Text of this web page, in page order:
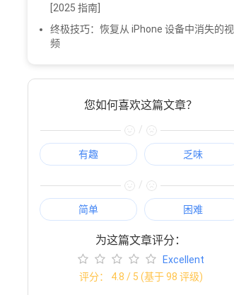
[2025 指南]
终极技巧：恢复从 iPhone 设备中消失的视
频
您如何喜欢这篇文章？
/
有趣 乏味
/
简单 困难
为这篇文章评分：
Excellent
评分： 4.8 / 5 (基于98 评级)